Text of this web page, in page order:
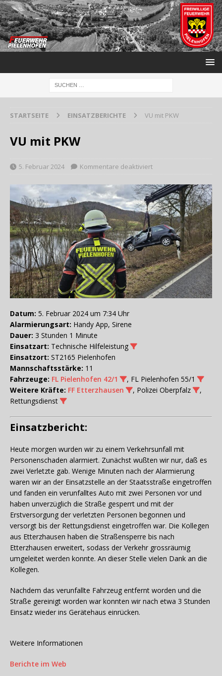
STARTSEITE EINSATZBERICHTE VU mit PKW
VU mit PKW
5. Februar 2024 Kommentare deaktiviert
Datum: 5. Februar 2024 um 7:34 Uhr
Alarmierungsart: Handy App, Sirene
Dauer: 3 Stunden 1 Minute
Einsatzart: Technische Hilfeleistung
Einsatzort: ST2165 Pielenhofen
Mannschaftsstärke: 11
Fahrzeuge: FL Pielenhofen 42/1
, FL Pielenhofen 55/1
Weitere Kräfte: FF Etterzhausen , Polizei Oberpfalz
,
Rettungsdienst
Einsatzbericht:
Heute morgen wurden wir zu einem Verkehrsunfall mit
Personenschaden alarmiert. Zunächst wußten wir nur, daß es
zwei Verletzte gab. Wenige Minuten nach der Alarmierung
waren wir an der Einsatzstelle an der Staatsstraße eingetroffen
und fanden ein verunfalltes Auto mit zwei Personen vor und
haben unverzüglich die Straße gesperrt und mit der
Erstversorgung der verletzten Personen begonnen und
versorgt bis der Rettungsdienst eingetroffen war. Die Kollegen
aus Etterzhausen haben die Straßensperre bis nach
Etterzhausen erweitert, sodass der Verkehr grossräumig
umgeleitet werden konnte. An dieser Stelle vielen Dank an die
Kollegen.
Nachdem das verunfallte Fahrzeug entfernt worden und die
Straße gereinigt worden war konnten wir nach etwa 3 Stunden
Einsatz wieder ins Gerätehaus einrücken.
Weitere Informationen
Berichte im Web